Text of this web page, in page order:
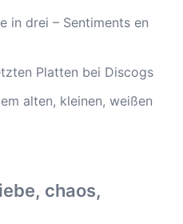
in drei – Sentiments en
Platten bei Discogs
alten, kleinen, weißen
chaos,